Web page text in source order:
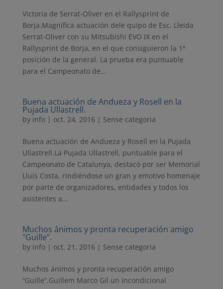
Victoria de Serrat-Oliver en el Rallysprint de
Borja.Magnífica actuación dele quipo de Esc. Lleida
Serrat-Oliver con su Mitsubishi EVO IX en el
Rallysprint de Borja, en el que consiguieron la 1ª
posición de la general. La prueba era puntuable
para el Campeonato de...
Buena actuación de Andueza y Rosell en la
Pujada Ullastrell.
by info| oct. 24, 2016 | Sense categoria
Buena actuación de Andueza y Rosell en la Pujada
Ullastrell.La Pujada Ullastrell, puntuable para el
Campeonato de Catalunya, destacó por ser Memorial
Lluís Costa, rindiéndose un gran y emotivo homenaje
por parte de organizadores, entidades y todos los
asistentes a...
Muchos ánimos y pronta recuperación amigo
"Guille".
by info| oct. 21, 2016 | Sense categoria
Muchos ánimos y pronta recuperación amigo
“Guille”.Guillem Marco Gil un incondicional